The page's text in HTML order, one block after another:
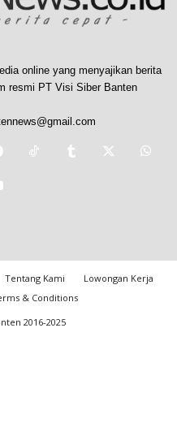
online yang menyajikan berita
resmi PT Visi Siber Banten
Tentang Kami
Lowongan Kerja
& Conditions
2016-2025